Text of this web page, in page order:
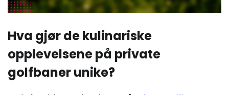
Hva gjør de kulinariske
opplevelsene på private
golfbaner unike?